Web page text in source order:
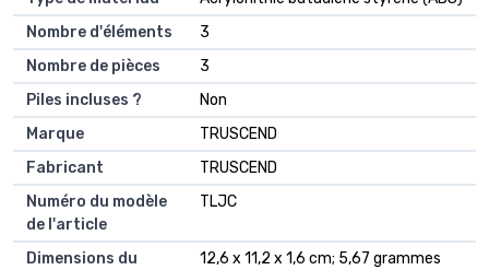
Nombre d'éléments
‎3
Nombre de pièces
‎3
Piles incluses ?
‎Non
Marque
‎TRUSCEND
Fabricant
‎TRUSCEND
Numéro du modèle
de l'article
‎TLJC
Dimensions du
‎12,6 x 11,2 x 1,6 cm; 5,67 grammes